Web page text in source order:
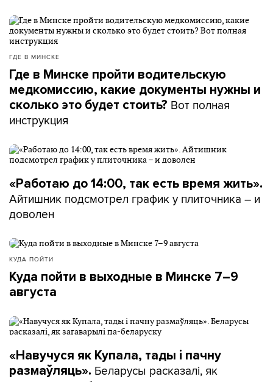
ГДЕ В МИНСКЕ
Где в Минске пройти водительскую
медкомиссию, какие документы нужны и
сколько это будет стоить? Вот полная
инструкция
«Работаю до 14:00, так есть время жить».
Айтишник подсмотрел график у плиточника – и
доволен
КУДА ПОЙТИ
Куда пойти в выходные в Минске 7–9
августа
«Навучуся як Купала, тады і пачну
размаўляць». Беларусы расказалі, як